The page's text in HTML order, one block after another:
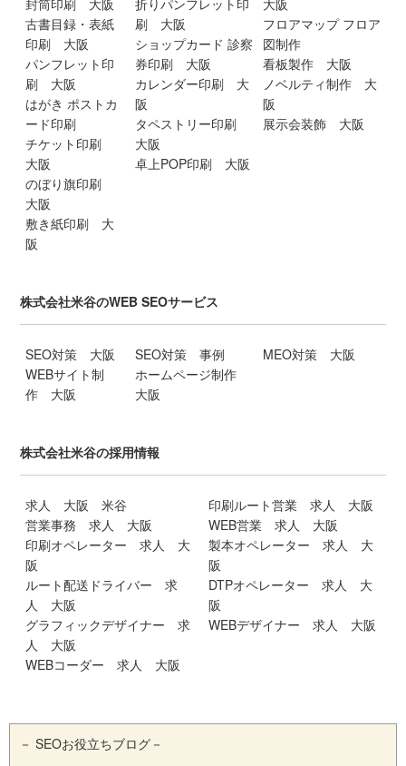
封筒印刷 大阪
古書目録・表紙
印刷 大阪
パンフレット印
刷 大阪
はがき ポストカ
ード印刷
チケット印刷
大阪
のぼり旗印刷
大阪
敷き紙印刷 大
阪
折りパンフレット印
刷 大阪
ショップカード 診察
券印刷 大阪
カレンダー印刷 大
阪
タペストリー印刷
大阪
卓上POP印刷 大阪
大阪
フロアマップ フロア
図制作
看板製作 大阪
ノベルティ制作 大
阪
展示会装飾 大阪
株式会社米谷のWEB SEOサービス
SEO対策 大阪
WEBサイト制
作 大阪
SEO対策 事例
ホームページ制作
大阪
MEO対策 大阪
株式会社米谷の採用情報
求人 大阪 米谷
営業事務 求人 大阪
印刷オペレーター 求人 大
阪
ルート配送ドライバー 求
人 大阪
グラフィックデザイナー 求
人 大阪
WEBコーダー 求人 大阪
印刷ルート営業 求人 大阪
WEB営業 求人 大阪
製本オペレーター 求人 大
阪
DTPオペレーター 求人 大
阪
WEBデザイナー 求人 大阪
－ SEOお役立ちブログ －